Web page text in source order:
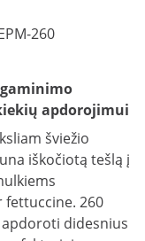
260
apdorojimui
šviežio
iškočiotą tešlą į
fettuccine. 260
didesnius